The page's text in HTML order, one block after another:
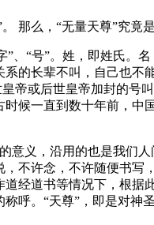
那么，“无量天尊”究
”、“号”。姓，即姓氏。
的长辈不叫，自己也不
帝或后世皇帝加封的
候一直到数十年前，中
意义，沿用的也是我们
不许念，不许随便书写
经道书等情况下，根据
呼。“天尊”，即是对